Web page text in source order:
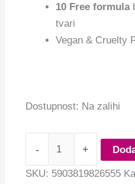
10 Free formula
tvari
Vegan & Cruelty
Dostupnost: Na zalihi
- +
SKU: 5903819826555